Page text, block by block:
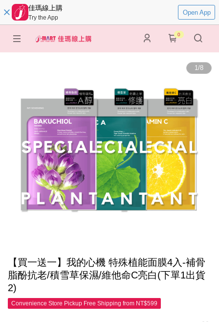
佳瑪線上購
Try the App
Open App
0
1/8
【買一送一】我的心機 特殊植能面膜4入-補骨
脂酚抗老/積雪草保濕/維他命C亮白(下單1出貨
2)
Convenience Store Pickup Free Shipping from NT$599